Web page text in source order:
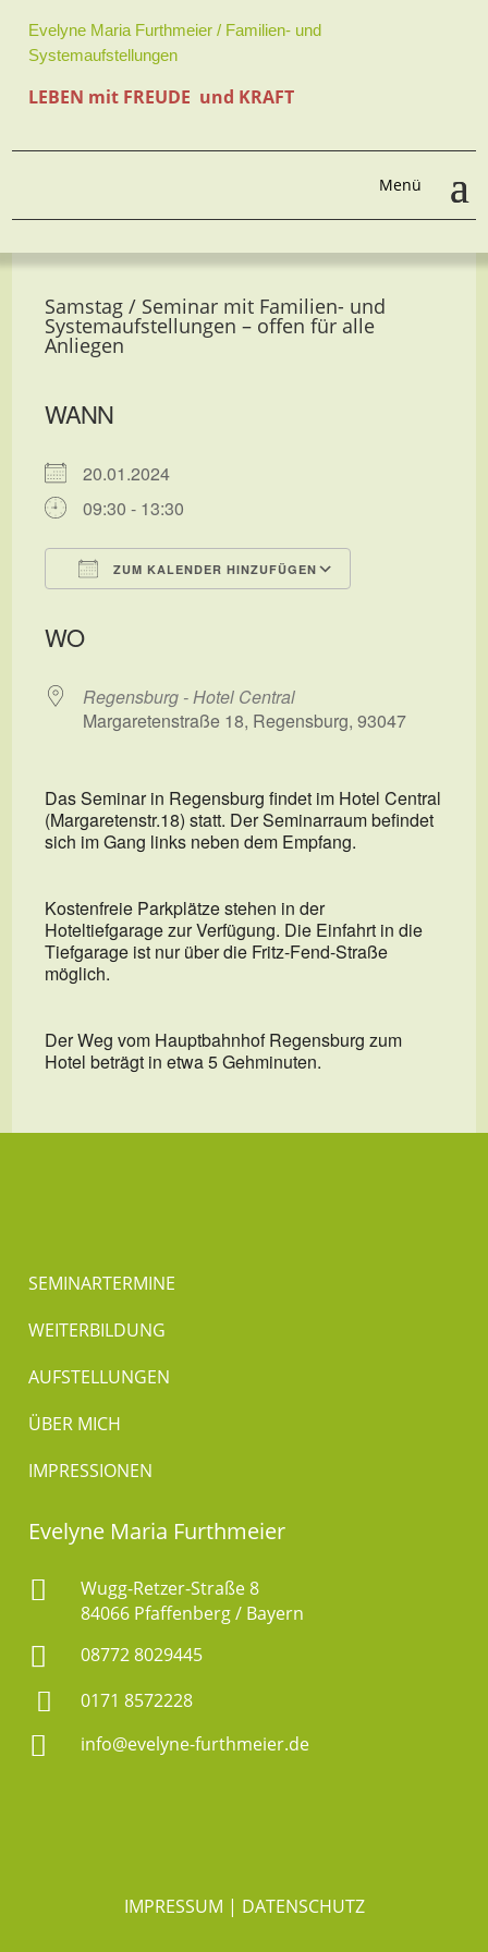
Evelyne Maria Furthmeier / Familien- und
Systemaufstellungen
LEBEN mit FREUDE und KRAFT
Samstag / Seminar mit Familien- und
Systemaufstellungen – offen für alle
Anliegen
WANN
20.01.2024
09:30 - 13:30
ZUM KALENDER HINZUFÜGEN
WO
Regensburg - Hotel Central
Margaretenstraße 18, Regensburg, 93047
Das Seminar in Regensburg findet im Hotel Central
(Margaretenstr.18) statt. Der Seminarraum befindet
sich im Gang links neben dem Empfang.
Kostenfreie Parkplätze stehen in der
Hoteltiefgarage zur Verfügung. Die Einfahrt in die
Tiefgarage ist nur über die Fritz-Fend-Straße
möglich.
Der Weg vom Hauptbahnhof Regensburg zum
Hotel beträgt in etwa 5 Gehminuten.
SEMINARTERMINE
WEITERBILDUNG
AUFSTELLUNGEN
ÜBER MICH
IMPRESSIONEN
Evelyne Maria Furthmeier

Wugg-Retzer-Straße 8
84066 Pfaffenberg / Bayern
 08772 8029445
 0171 8572228
 info@evelyne-furthmeier.de
IMPRESSUM | DATENSCHUTZ